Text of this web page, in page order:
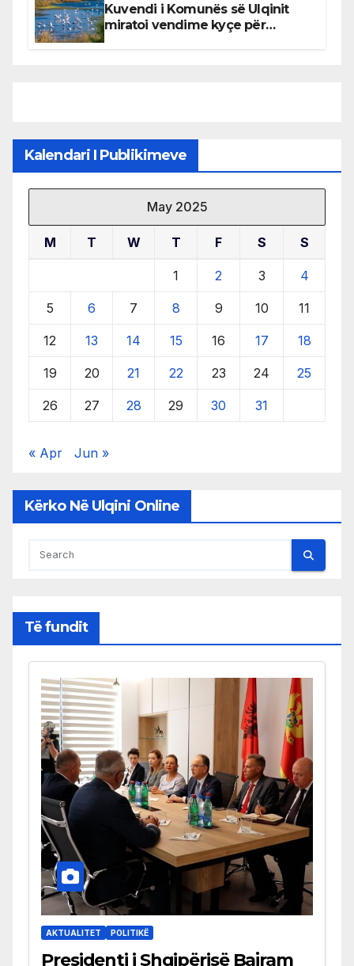
Kuvendi i Komunës së Ulqinit
miratoi vendime kyçe për
Kalendari I Publikimeve
May 2025
M T W T F S S
1 2 3 4
5 6 7 8 9 10 11
12 13 14 15 16 17 18
19 20 21 22 23 24 25
26 27 28 29 30 31
« Apr Jun »
Kërko Në Ulqini Online
Të fundit
AKTUALITET POLITIKË
Presidenti i Shqipërisë Bajram